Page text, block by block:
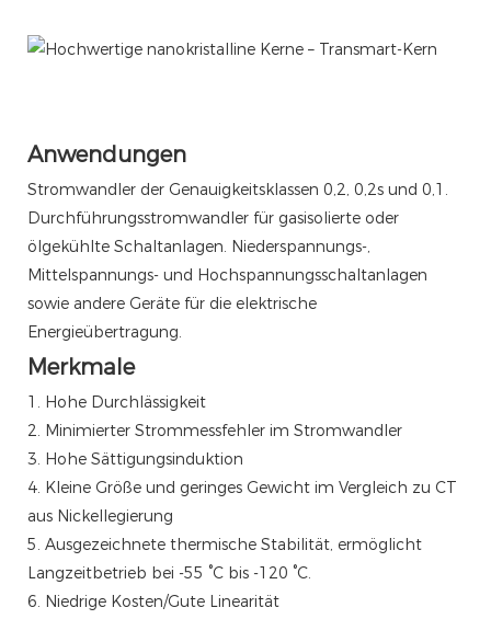
Anwendungen
Stromwandler der Genauigkeitsklassen 0,2, 0,2s und 0,1.
Durchführungsstromwandler für gasisolierte oder
ölgekühlte Schaltanlagen. Niederspannungs-,
Mittelspannungs- und Hochspannungsschaltanlagen
sowie andere Geräte für die elektrische
Energieübertragung.
Merkmale
1. Hohe Durchlässigkeit
2. Minimierter Strommessfehler im Stromwandler
3. Hohe Sättigungsinduktion
4. Kleine Größe und geringes Gewicht im Vergleich zu CT
aus Nickellegierung
5. Ausgezeichnete thermische Stabilität, ermöglicht
Langzeitbetrieb bei -55 °C bis -120 °C.
6. Niedrige Kosten/Gute Linearität